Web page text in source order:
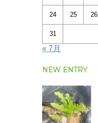
24 25 26
31
« 7月
NEW ENTRY